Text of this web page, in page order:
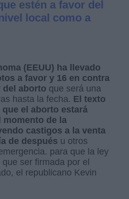
estén a favor del
local como a
(EEUU) ha llevado
a favor y 16 en contra
del aborto que será una
hasta la fecha. El texto
el aborto estará
momento de la
castigos a la venta
de después u otros
para que la ley
ser firmada por el
el republicano Kevin